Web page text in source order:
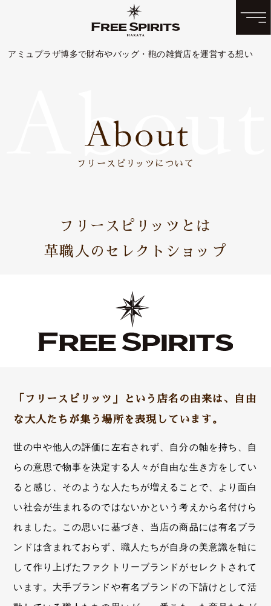
アミュプラザ博多で財布やバッグ・鞄の雑貨店を運営する想い
フリースピリッツについて
フリースピリッツとは
革職人のセレクトショップ
「フリースピリッツ」という店名の由来は、自由
な大人たちが集う場所を表現しています。
世の中や他人の評価に左右されず、自分の軸を持ち、自
らの意思で物事を決定する人々が自由な生き方をしてい
ると感じ、そのような人たちが増えることで、より面白
い社会が生まれるのではないかという考えから名付けら
れました。この思いに基づき、当店の商品には有名ブラ
ンドは含まれておらず、職人たちが自身の美意識を軸に
して作り上げたファクトリーブランドがセレクトされて
います。大手ブランドや有名ブランドの下請けとして活